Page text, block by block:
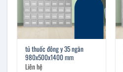
tủ thuốc đông y 35 ngăn
980x500x1400 mm
Liên hệ